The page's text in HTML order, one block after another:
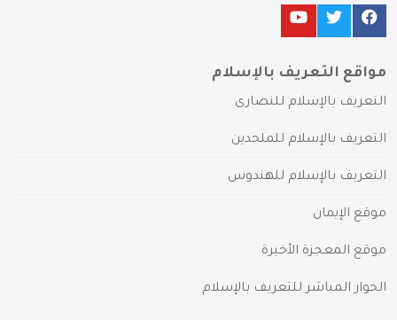
مواقع التعريف بالإسلام
التعريف بالإسلام للنصارى
التعريف بالإسلام للملحدين
التعريف بالإسلام للهندوس
موقع الإيمان
موقع المعجزة الأخيرة
الحوار المباشر للتعريف بالإسلام